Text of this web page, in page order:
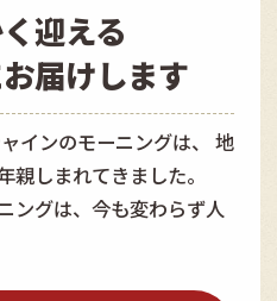
迎える
届けします
インのモーニングは、 地
親しまれてきました。
ングは、今も変わらず人